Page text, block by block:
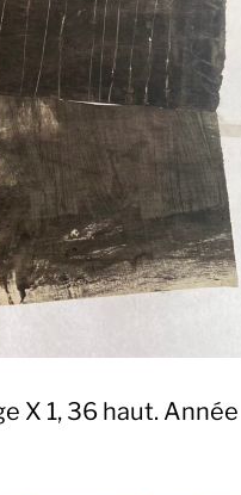
X 1, 36 haut. Année